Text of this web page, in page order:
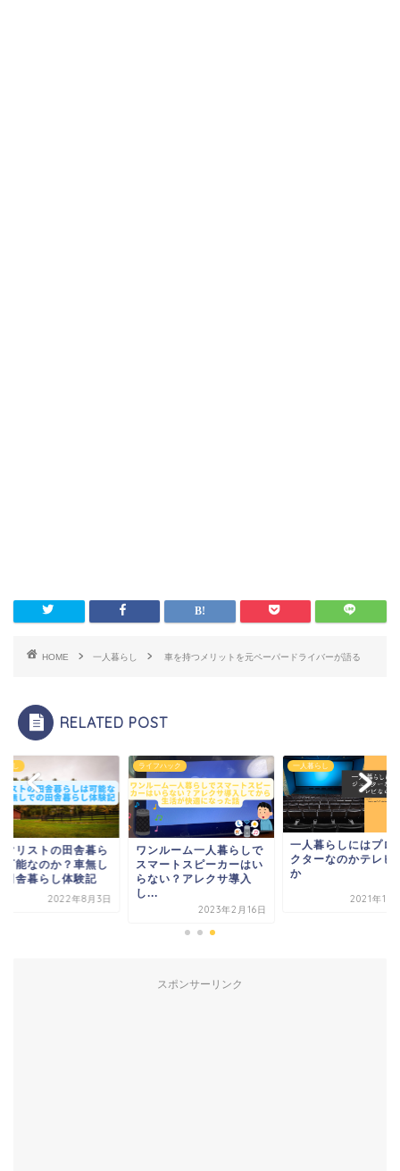
HOME 一人暮らし 車を持つメリットを元ペーパードライバーが語る
RELATED POST
らし
マリストの田舎暮ら
可能なのか？車無し
田舎暮らし体験記
2022年8月3日
ライフハック
ワンルーム一人暮らしで
スマートスピーカーはい
らない？アレクサ導入
し...
2023年2月16日
一人暮らし
一人暮らしにはプロ
クターなのかテレビ
か
2021年11
スポンサーリンク